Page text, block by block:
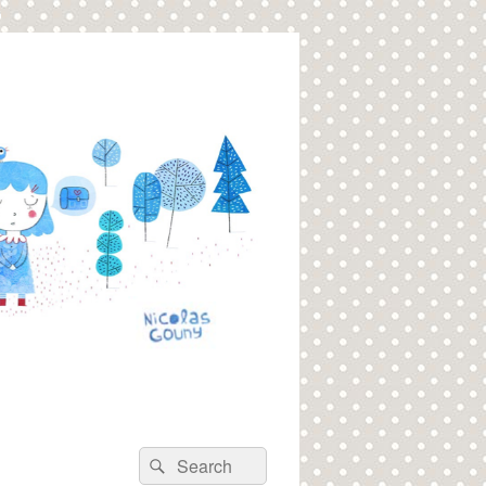
Recherche :
Rechercher